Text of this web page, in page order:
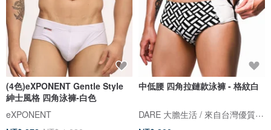
(4色)eXPONENT Gentle Style
紳士風格 四角泳褲-白色
eXPONENT
中低腰 四角拉鏈款泳褲 - 格紋白
DARE 大膽生活 / 來自台灣優質男性內著